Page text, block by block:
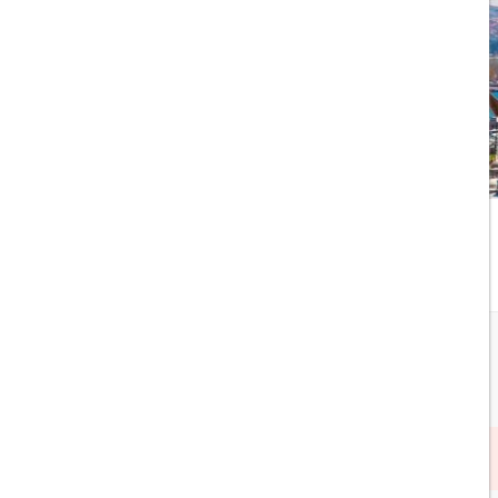
جذب کرده است. این سرزمین، پل